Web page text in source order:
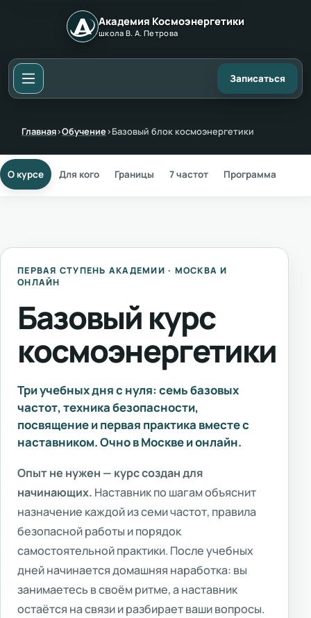
Академия Космоэнергетики
школа В. А. Петрова
Записаться
Главная›Обучение›Базовый блок космоэнергетики
О курсе Для кого Границы 7 частот Программа
ПЕРВАЯ СТУПЕНЬ АКАДЕМИИ · МОСКВА И
ОНЛАЙН
Базовый курс
космоэнергетики
Три учебных дня с нуля: семь базовых
частот, техника безопасности,
посвящение и первая практика вместе с
наставником. Очно в Москве и онлайн.
Опыт не нужен — курс создан для
начинающих. Наставник по шагам объяснит
назначение каждой из семи частот, правила
безопасной работы и порядок
самостоятельной практики. После учебных
дней начинается домашняя наработка: вы
занимаетесь в своём ритме, а наставник
остаётся на связи и разбирает ваши вопросы.